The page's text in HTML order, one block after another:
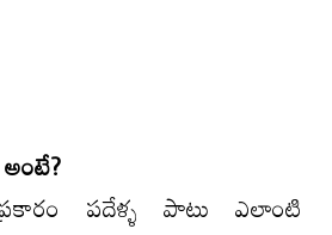
పదేళ్ళ పాటు ఎలాంటి